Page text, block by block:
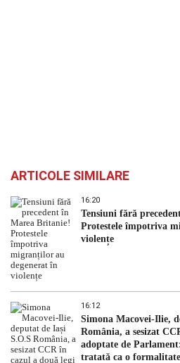
ARTICOLE SIMILARE
16:20
Tensiuni fără
Protestele împotriva
violențe
16:12
Simona Macovei-Ilie,
România, a sesizat
adoptate de
tratată ca o